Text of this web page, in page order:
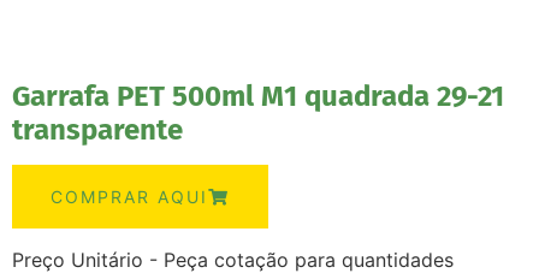
Garrafa PET 500ml M1 quadrada 29-21
transparente
COMPRAR AQUI
Preço Unitário - Peça cotação para quantidades